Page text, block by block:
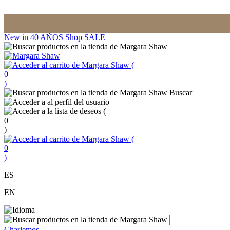
New in 40 AÑOS Shop SALE
(
0
)
Buscar
(
0
)
(
0
)
ES
EN